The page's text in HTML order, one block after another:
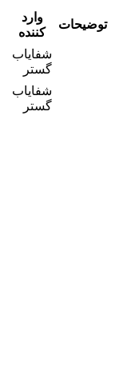
توضیحات
وارد
کننده
شفایاب
گستر
شفایاب
گستر